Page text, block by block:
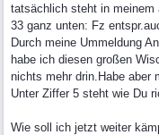
tatsächlich steht in meinem
33 ganz unten: Fz
Durch meine Ummeldung
habe ich diesen großen
nichts mehr drin.Habe aber
Unter Ziffer 5 steht wie Du
Wie soll ich jetzt weiter